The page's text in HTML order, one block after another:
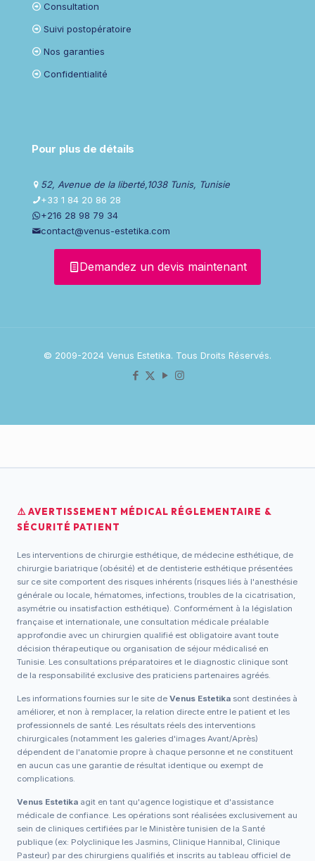
Consultation
Suivi postopératoire
Nos garanties
Confidentialité
Pour plus de détails
52, Avenue de la liberté,1038 Tunis, Tunisie
+33 1 84 20 86 28
+216 28 98 79 34
contact@venus-estetika.com
Demandez un devis maintenant
© 2009-2024 Venus Estetika. Tous Droits Réservés.
⚠️ AVERTISSEMENT MÉDICAL RÉGLEMENTAIRE &
SÉCURITÉ PATIENT
Les interventions de chirurgie esthétique, de médecine esthétique, de
chirurgie bariatrique (obésité) et de dentisterie esthétique présentées
sur ce site comportent des risques inhérents (risques liés à l'anesthésie
générale ou locale, hématomes, infections, troubles de la cicatrisation,
asymétrie ou insatisfaction esthétique). Conformément à la législation
française et internationale, une consultation médicale préalable
approfondie avec un chirurgien qualifié est obligatoire avant toute
décision thérapeutique ou organisation de séjour médicalisé en
Tunisie. Les consultations préparatoires et le diagnostic clinique sont
de la responsabilité exclusive des praticiens partenaires agréés.
Les informations fournies sur le site de Venus Estetika sont destinées à
améliorer, et non à remplacer, la relation directe entre le patient et les
professionnels de santé. Les résultats réels des interventions
chirurgicales (notamment les galeries d'images Avant/Après)
dépendent de l'anatomie propre à chaque personne et ne constituent
en aucun cas une garantie de résultat identique ou exempt de
complications.
Venus Estetika agit en tant qu'agence logistique et d'assistance
médicale de confiance. Les opérations sont réalisées exclusivement au
sein de cliniques certifiées par le Ministère tunisien de la Santé
publique (ex: Polyclinique les Jasmins, Clinique Hannibal, Clinique
Pasteur) par des chirurgiens qualifiés et inscrits au tableau officiel de